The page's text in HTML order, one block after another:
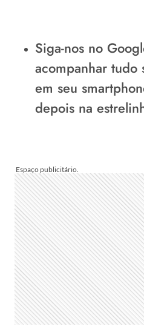
Siga-nos no
acompanhar
em seu
depois na